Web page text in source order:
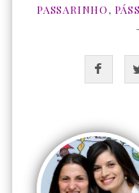
PASSARINHO,